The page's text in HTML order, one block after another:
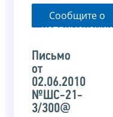
Сообщите о
неприменении
органом
письма
Письмо
от
02.06.2010
№ШС-21-
3/300@